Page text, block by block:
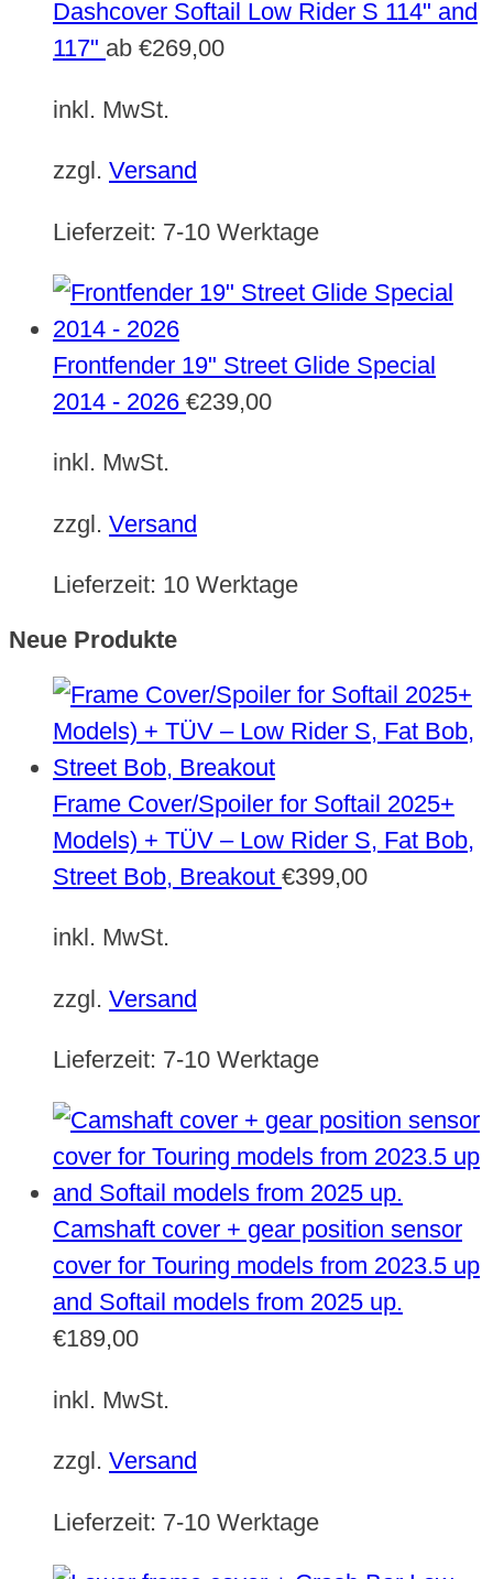
Dashcover Softail Low Rider S 114" and
117" ab €269,00
inkl. MwSt.
zzgl. Versand
Lieferzeit: 7-10 Werktage
Frontfender 19" Street Glide Special
2014 - 2026 €239,00
inkl. MwSt.
zzgl. Versand
Lieferzeit: 10 Werktage
Neue Produkte
Frame Cover/Spoiler for Softail 2025+
Models) + TÜV – Low Rider S, Fat Bob,
Street Bob, Breakout €399,00
inkl. MwSt.
zzgl. Versand
Lieferzeit: 7-10 Werktage
Camshaft cover + gear position sensor
cover for Touring models from 2023.5 up
and Softail models from 2025 up.
€189,00
inkl. MwSt.
zzgl. Versand
Lieferzeit: 7-10 Werktage